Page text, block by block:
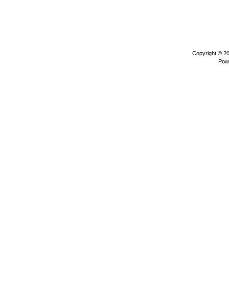
Copyright ©